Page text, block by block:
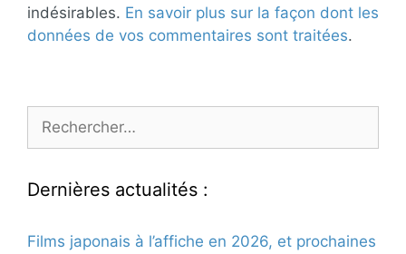
indésirables. En savoir plus sur la façon dont les
données de vos commentaires sont traitées.
Rechercher :
Dernières actualités :
Films japonais à l’affiche en 2026, et prochaines